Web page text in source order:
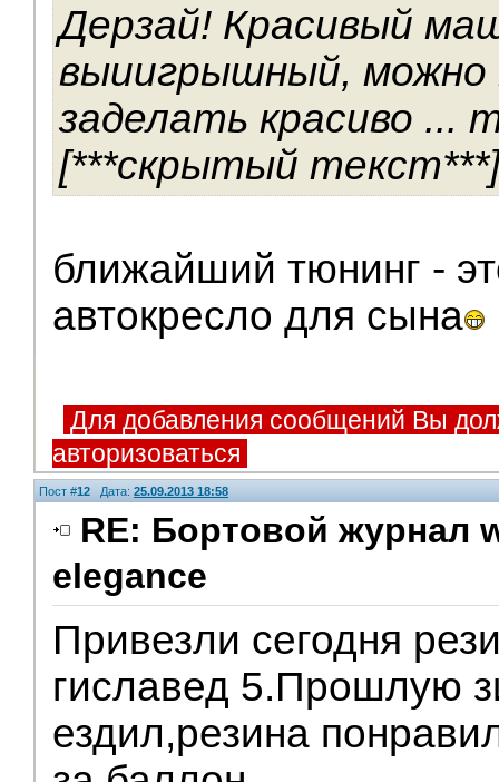
Дерзай! Красивый
выиигрышный, можно
заделать красиво ...
[***скрытый текст***]
ближайший тюнинг -
автокресло для сына
Для добавления сообщений Вы
авторизоваться
Пост #12 Дата: 25.09.2013 18:58
RE: Бортовой журнал
elegance
Привезли сегодня
гиславед 5.Прошлую
ездил,резина